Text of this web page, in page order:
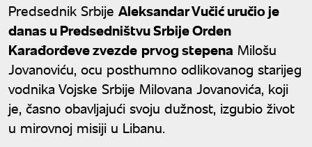
Predsednik Srbije Aleksandar Vučić uručio je
danas u Predsedništvu Srbije Orden
Karađorđeve zvezde prvog stepena Milošu
Jovanoviću, ocu posthumno odlikovanog starijeg
vodnika Vojske Srbije Milovana Jovanovića, koji
je, časno obavljajući svoju dužnost, izgubio život
u mirovnoj misiji u Libanu.